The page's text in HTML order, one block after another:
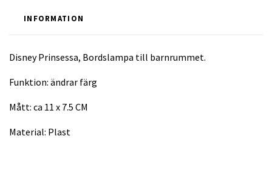
INFORMATION
Disney Prinsessa, Bordslampa till barnrummet.
Funktion: ändrar färg
Mått: ca 11 x 7.5 CM
Material: Plast